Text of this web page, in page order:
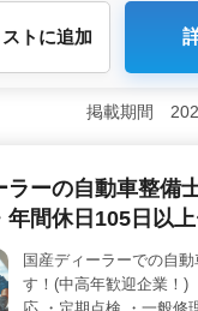
自動車整備士
イント
きやすさ＞ 国産ディー
、安定した正社員からア
揃っています。年間休日
メカニック経験者や検
中高年の技術者が活躍
＜充実の福利厚生＞
万円と魅力的です。
ト に追加
掲載期間
ラーの自動車整備
年間休日105日以
国産ディーラーでの自
す！(中高年歓迎企業！)